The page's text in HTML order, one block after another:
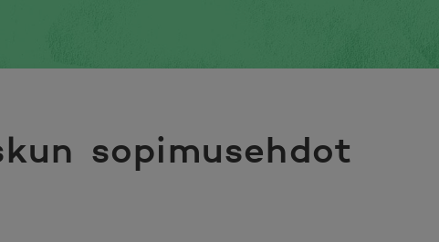
sopimusehdot